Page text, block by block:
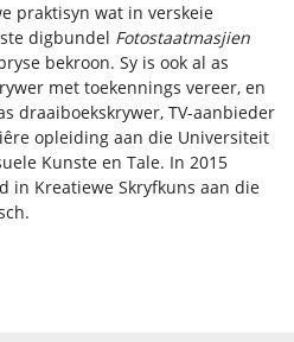
praktisyn wat in verskeie
digbundel Fotostaatmasjien
bekroon. Sy is ook al as
met toekennings vereer, en
draaiboekskrywer, TV-aanbieder
opleiding aan die Universiteit
Kunste en Tale. In 2015
in Kreatiewe Skryfkuns aan die